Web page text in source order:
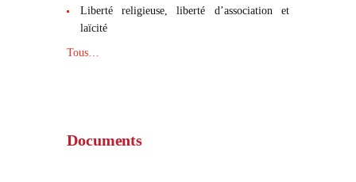
Liberté religieuse, liberté d’association et
laïcité
Tous…
Documents